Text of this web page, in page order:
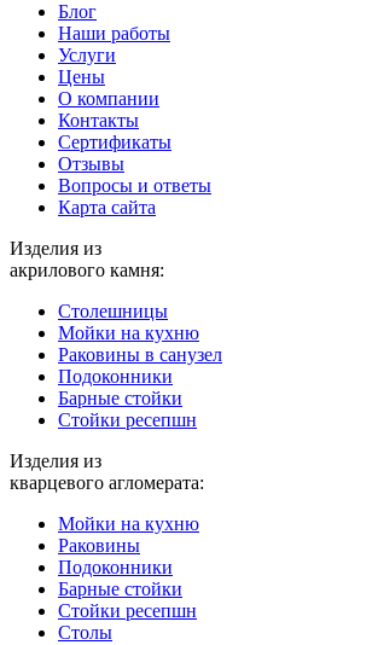
Блог
Наши работы
Услуги
Цены
О компании
Контакты
Cертификаты
Отзывы
Вопросы и ответы
Карта сайта
Изделия из
акрилового камня:
Столешницы
Мойки на кухню
Раковины в санузел
Подоконники
Барные стойки
Стойки ресепшн
Изделия из
кварцевого агломерата:
Мойки на кухню
Раковины
Подоконники
Барные стойки
Стойки ресепшн
Столы